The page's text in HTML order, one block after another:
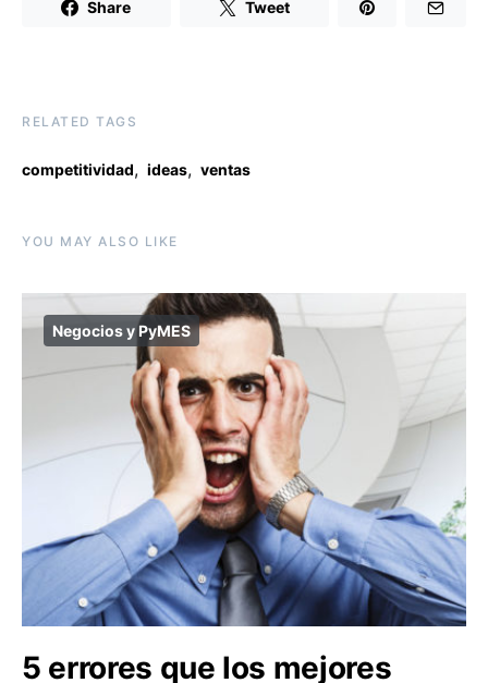
Share Tweet
RELATED TAGS
competitividad, ideas, ventas
YOU MAY ALSO LIKE
Negocios y PyMES
5 errores que los mejores